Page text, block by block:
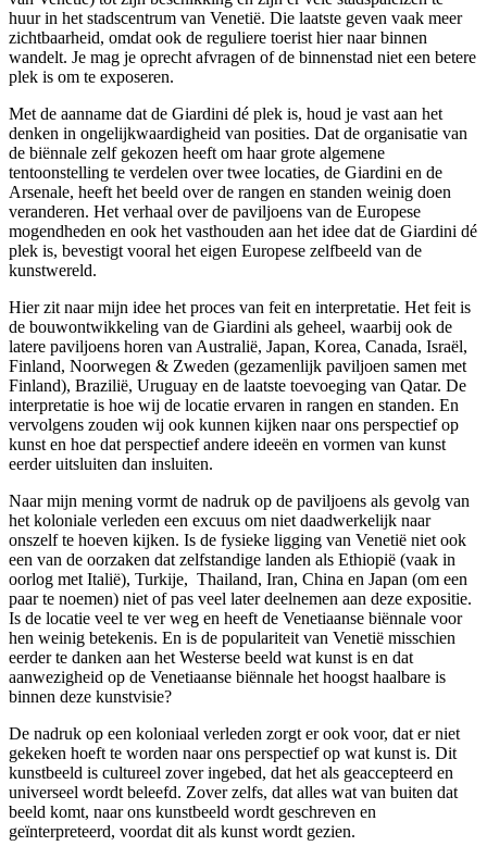
huur in het stadscentrum van Venetië. Die laatste geven vaak meer
zichtbaarheid, omdat ook de reguliere toerist hier naar binnen
wandelt. Je mag je oprecht afvragen of de binnenstad niet een betere
plek is om te exposeren.
Met de aanname dat de Giardini dé plek is, houd je vast aan het
denken in ongelijkwaardigheid van posities. Dat de organisatie van
de biënnale zelf gekozen heeft om haar grote algemene
tentoonstelling te verdelen over twee locaties, de Giardini en de
Arsenale, heeft het beeld over de rangen en standen weinig doen
veranderen. Het verhaal over de paviljoens van de Europese
mogendheden en ook het vasthouden aan het idee dat de Giardini dé
plek is, bevestigt vooral het eigen Europese zelfbeeld van de
kunstwereld.
Hier zit naar mijn idee het proces van feit en interpretatie. Het feit is
de bouwontwikkeling van de Giardini als geheel, waarbij ook de
latere paviljoens horen van Australië, Japan, Korea, Canada, Israël,
Finland, Noorwegen & Zweden (gezamenlijk paviljoen samen met
Finland), Brazilië, Uruguay en de laatste toevoeging van Qatar. De
interpretatie is hoe wij de locatie ervaren in rangen en standen. En
vervolgens zouden wij ook kunnen kijken naar ons perspectief op
kunst en hoe dat perspectief andere ideeën en vormen van kunst
eerder uitsluiten dan insluiten.
Naar mijn mening vormt de nadruk op de paviljoens als gevolg van
het koloniale verleden een excuus om niet daadwerkelijk naar
onszelf te hoeven kijken. Is de fysieke ligging van Venetië niet ook
een van de oorzaken dat zelfstandige landen als Ethiopië (vaak in
oorlog met Italië), Turkije, Thailand, Iran, China en Japan (om een
paar te noemen) niet of pas veel later deelnemen aan deze expositie.
Is de locatie veel te ver weg en heeft de Venetiaanse biënnale voor
hen weinig betekenis. En is de populariteit van Venetië misschien
eerder te danken aan het Westerse beeld wat kunst is en dat
aanwezigheid op de Venetiaanse biënnale het hoogst haalbare is
binnen deze kunstvisie?
De nadruk op een koloniaal verleden zorgt er ook voor, dat er niet
gekeken hoeft te worden naar ons perspectief op wat kunst is. Dit
kunstbeeld is cultureel zover ingebed, dat het als geaccepteerd en
universeel wordt beleefd. Zover zelfs, dat alles wat van buiten dat
beeld komt, naar ons kunstbeeld wordt geschreven en
geïnterpreteerd, voordat dit als kunst wordt gezien.